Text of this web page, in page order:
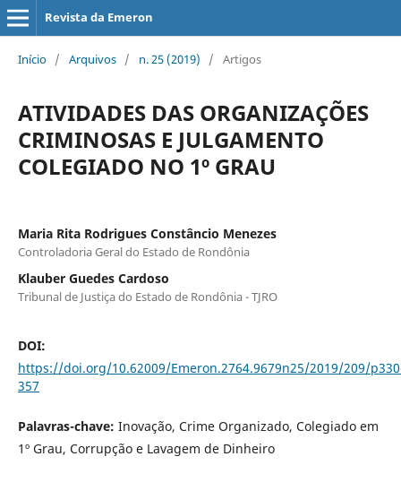
Revista da Emeron
Início / Arquivos / n. 25 (2019) / Artigos
ATIVIDADES DAS ORGANIZAÇÕES
CRIMINOSAS E JULGAMENTO
COLEGIADO NO 1º GRAU
Maria Rita Rodrigues Constâncio Menezes
Controladoria Geral do Estado de Rondônia
Klauber Guedes Cardoso
Tribunal de Justiça do Estado de Rondônia - TJRO
DOI:
https://doi.org/10.62009/Emeron.2764.9679n25/2019/209/
357
Palavras-chave: Inovação, Crime Organizado, Colegiado em
1º Grau, Corrupção e Lavagem de Dinheiro